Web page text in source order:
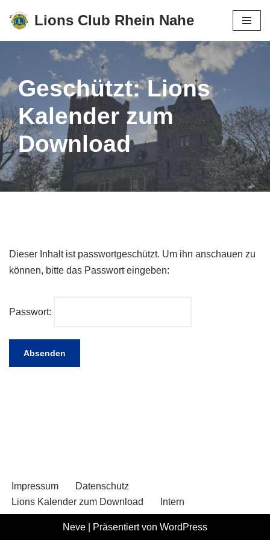
Zum
Lions Club Rhein Nahe
Geschützt: Lions
Kalender zum
Download
Dieser Inhalt ist passwortgeschützt. Um ihn anschauen zu
können, bitte das Passwort eingeben:
Passwort:
Impressum
Datenschutz
Lions Kalender zum Download
Intern
Neve | Präsentiert von WordPress